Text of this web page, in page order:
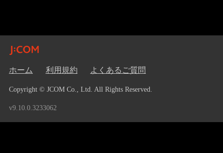
ホーム 利用規約 よくあるご質問
Copyright © JCOM Co., Ltd. All Rights Reserved.
v9.10.0.3233062